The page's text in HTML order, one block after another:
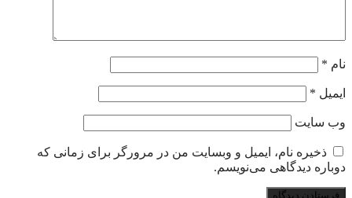
نام *
ایمیل *
وب‌ سایت
ذخیره نام، ایمیل و وبسایت من در مرورگر برای زمانی که
دوباره دیدگاهی می‌نویسم.